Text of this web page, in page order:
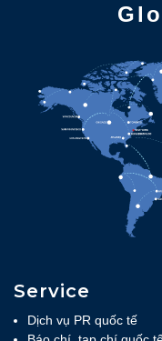
Service
Dịch vụ PR quốc tế